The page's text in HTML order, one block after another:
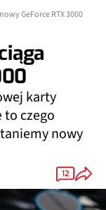
GeForce RTX 3000
karty
to czego
nowy
12